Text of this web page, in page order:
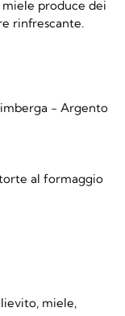
produce dei
rinfrescante.
- Argento
al formaggio
miele,